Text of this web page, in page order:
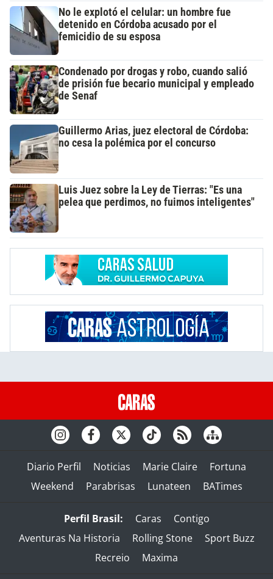
No le explotó el celular: un hombre fue
detenido en Córdoba acusado por el
femicidio de su esposa
Condenado por drogas y robo, cuando salió
de prisión fue becario municipal y empleado
de Senaf
Guillermo Arias, juez electoral de Córdoba:
no cesa la polémica por el concurso
Luis Juez sobre la Ley de Tierras: "Es una
pelea que perdimos, no fuimos inteligentes"
Diario Perfil Noticias Marie Claire
Fortuna
Weekend
Parabrisas Lunateen BATimes
Perfil Brasil: Caras
Contigo
Aventuras Na Historia
Rolling Stone
Sport Buzz
Recreio
Maxima